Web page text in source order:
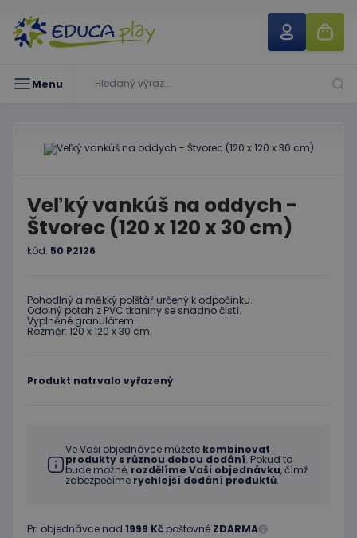
Menu
Veľký vankúš na oddych -
Štvorec (120 x 120 x 30 cm)
kód: 50 P2126
Pohodlný a měkký polštář určený k odpočinku.
Odolný potah z PVC tkaniny se snadno čistí.
Vyplněné granulátem.
Rozměr: 120 x 120 x 30 cm.
Produkt natrvalo vyřazený
Ve Vaši objednávce můžete kombinovat
produkty s různou dobou dodání. Pokud to
bude možné, rozdělíme Vaši objednávku, čímž
zabezpečíme rychlejší dodání produktů.
Pri objednávce nad 1999 Kč poštovné ZDARMA